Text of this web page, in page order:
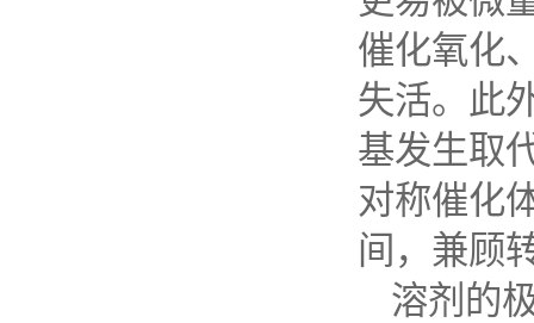
催化氧化
失活。此
基发生取
对称催化
间，兼顾
溶剂的